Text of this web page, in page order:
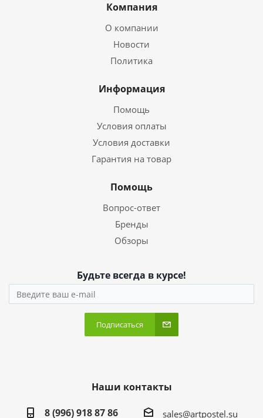
Компания
О компании
Новости
Политика
Информация
Помощь
Условия оплаты
Условия доставки
Гарантия на товар
Помощь
Вопрос-ответ
Бренды
Обзоры
Будьте всегда в курсе!
Подписаться
Наши контакты
8 (996) 918 87 86
sales@artpostel.su